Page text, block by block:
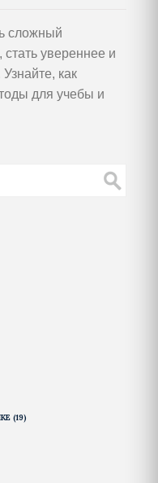
сложный
увереннее и
как
для учебы и
(19)